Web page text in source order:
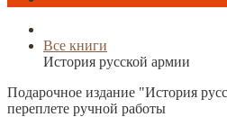
Все книги
История русской армии
Подарочное издание "История
переплете ручной работы